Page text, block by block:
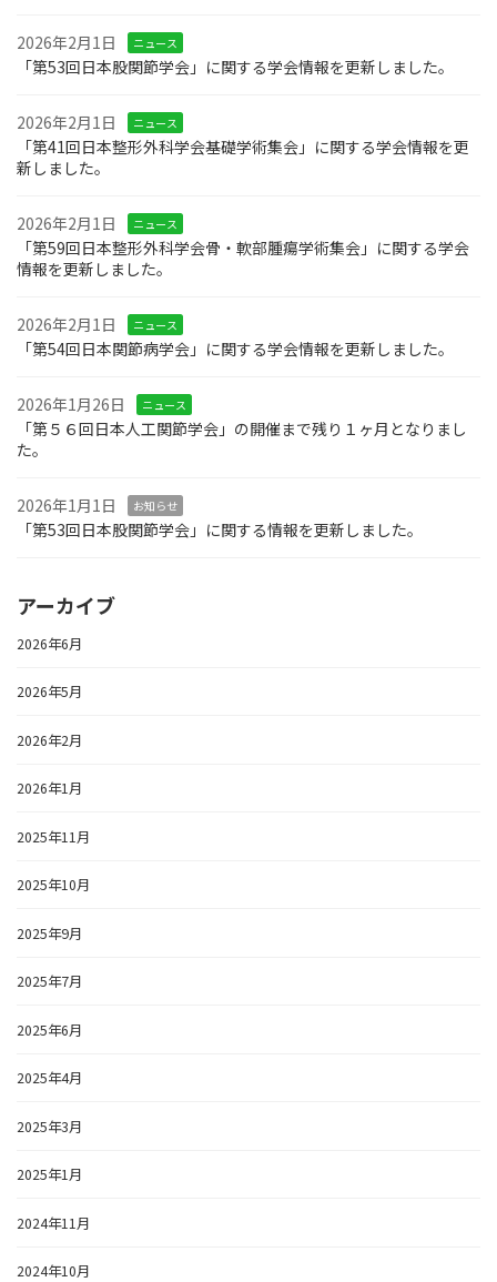
2026年2月1日 ニュース
「第53回日本股関節学会」に関する学会情報を更新しました。
2026年2月1日 ニュース
「第41回日本整形外科学会基礎学術集会」に関する学会情報を更
新しました。
2026年2月1日 ニュース
「第59回日本整形外科学会骨・軟部腫瘍学術集会」に関する学会
情報を更新しました。
2026年2月1日 ニュース
「第54回日本関節病学会」に関する学会情報を更新しました。
2026年1月26日 ニュース
「第５６回日本人工関節学会」の開催まで残り１ヶ月となりまし
た。
2026年1月1日 お知らせ
「第53回日本股関節学会」に関する情報を更新しました。
アーカイブ
2026年6月
2026年5月
2026年2月
2026年1月
2025年11月
2025年10月
2025年9月
2025年7月
2025年6月
2025年4月
2025年3月
2025年1月
2024年11月
2024年10月